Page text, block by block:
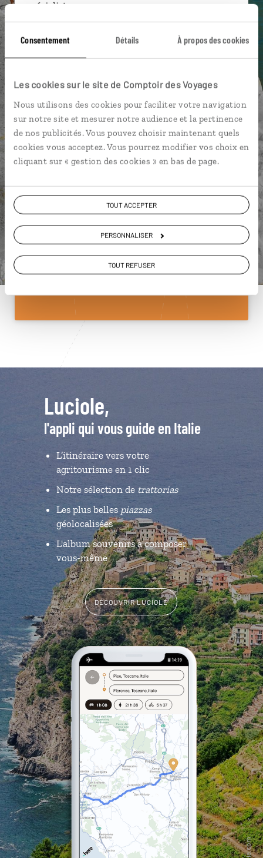
Consentement Détails À propos des cookies
Les cookies sur le site de Comptoir des Voyages
Nous utilisons des cookies pour faciliter votre navigation
sur notre site et mesurer notre audience et la pertinence
de nos publicités. Vous pouvez choisir maintenant quels
cookies vous acceptez. Vous pourrez modifier vos choix en
cliquant sur « gestion des cookies » en bas de page.
TOUT ACCEPTER
PERSONNALISER
TOUT REFUSER
spécialistes
près de vos envies et de la réalité du pays.
connectés en agence, mais aussi par email ou
Vous gardez le même interlocuteur avant,
pendant et après votre voyage.
Construisez votre voyage avec un spécialiste Italie
01 85 08 22 97
Luciole,
l'appli qui vous guide en Italie
L’itinéraire vers votre
agritourisme en 1 clic
Notre sélection de trattorias
Les plus belles piazzas
géolocalisées
L'album souvenirs à composer
vous-même
DÉCOUVRIR LUCIOLE